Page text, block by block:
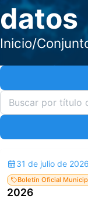
datos
Inicio/
31 de julio de 2026
Boletín Oficial
2026